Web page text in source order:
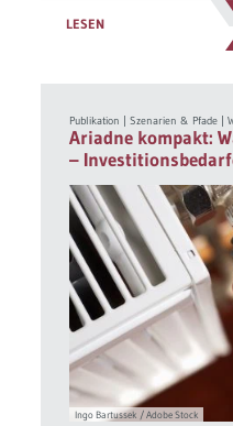
LESEN
Publikation |Szenarien & Pfade |
Ariadne kompakt:
–
Ingo Bartussek / Adobe Stock